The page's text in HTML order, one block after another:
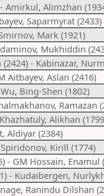
Amirkul, Alimzhan
Saparmyrat (2433)
Mark (1921)
Mukhiddin
- Kabinazar,
Aitbayev, Aslan (2416)
Bing-Shen (1802)
Ramazan
Alikhan
Aldiyar (2384)
Kirill (1774)
- GM Hossain, Enamul
- Kudaibergen,
Ranindu Dilshan